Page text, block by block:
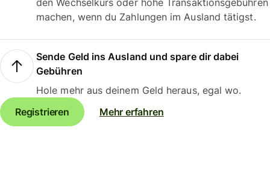
den Wechselkurs oder hohe Transaktionsgebühren
machen, wenn du Zahlungen im Ausland tätigst.
Sende Geld ins Ausland und spare dir dabei
Gebühren
Hole mehr aus deinem Geld heraus, egal wo.
Registrieren
Mehr erfahren